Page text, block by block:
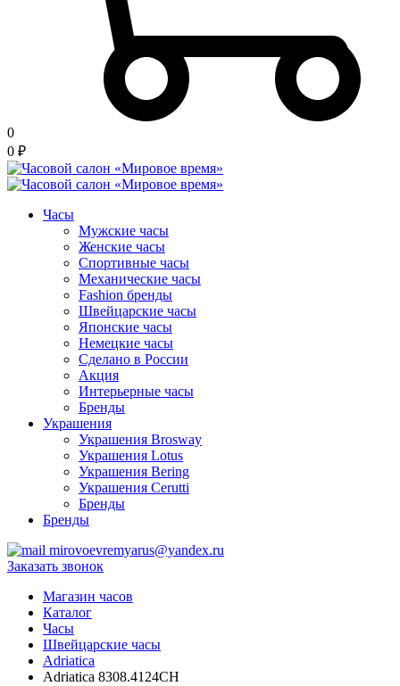
0
0 ₽
Часы
Мужские часы
Женские часы
Спортивные часы
Механические часы
Fashion бренды
Швейцарские часы
Японские часы
Немецкие часы
Сделано в России
Акция
Интерьерные часы
Бренды
Украшения
Украшения Brosway
Украшения Lotus
Украшения Bering
Украшения Cerutti
Бренды
Бренды
mirovoevremyarus@yandex.ru
Заказать звонок
Магазин часов
Каталог
Часы
Швейцарские часы
Adriatica
Adriatica 8308.4124CH